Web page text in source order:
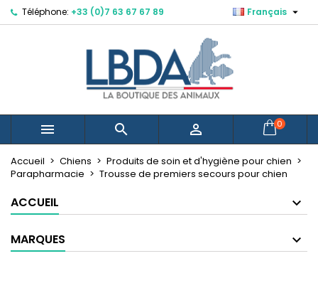
Téléphone: +33 (0)7 63 67 67 89 Français 
   0
Accueil Chiens
Produits de soin et d'hygiène pour chien
Parapharmacie
Trousse de premiers secours pour chien
ACCUEIL
MARQUES
Mes listes d'envies ×
Créer une nouvelle liste
Créer une liste d'envies ×
Nom de la liste d'envies
Annuler Créer une liste d'envies
Connexion ×
Vous devez être connecté pour ajouter des produits
à votre liste d'envies.
Annuler Connexion